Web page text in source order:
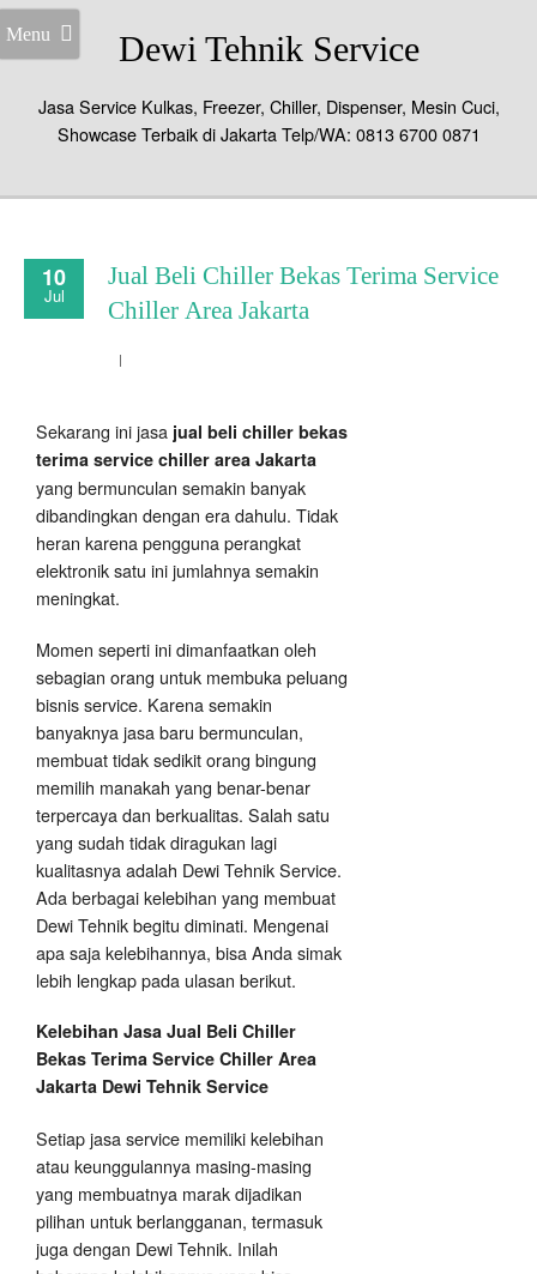
Menu Dewi Tehnik Service
Jasa Service Kulkas, Freezer, Chiller, Dispenser, Mesin Cuci,
Showcase Terbaik di Jakarta Telp/WA: 0813 6700 0871
10
Jul
Jual Beli Chiller Bekas Terima Service
Chiller Area Jakarta
Sekarang ini jasa jual beli chiller bekas
terima service chiller area Jakarta
yang bermunculan semakin banyak
dibandingkan dengan era dahulu. Tidak
heran karena pengguna perangkat
elektronik satu ini jumlahnya semakin
meningkat.
Momen seperti ini dimanfaatkan oleh
sebagian orang untuk membuka peluang
bisnis service. Karena semakin
banyaknya jasa baru bermunculan,
membuat tidak sedikit orang bingung
memilih manakah yang benar-benar
terpercaya dan berkualitas. Salah satu
yang sudah tidak diragukan lagi
kualitasnya adalah Dewi Tehnik Service.
Ada berbagai kelebihan yang membuat
Dewi Tehnik begitu diminati. Mengenai
apa saja kelebihannya, bisa Anda simak
lebih lengkap pada ulasan berikut.
Kelebihan Jasa Jual Beli Chiller
Bekas Terima Service Chiller Area
Jakarta Dewi Tehnik Service
Setiap jasa service memiliki kelebihan
atau keunggulannya masing-masing
yang membuatnya marak dijadikan
pilihan untuk berlangganan, termasuk
juga dengan Dewi Tehnik. Inilah